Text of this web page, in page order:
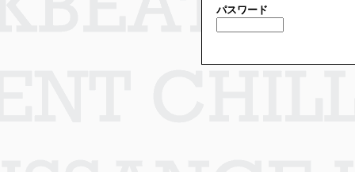
パスワード